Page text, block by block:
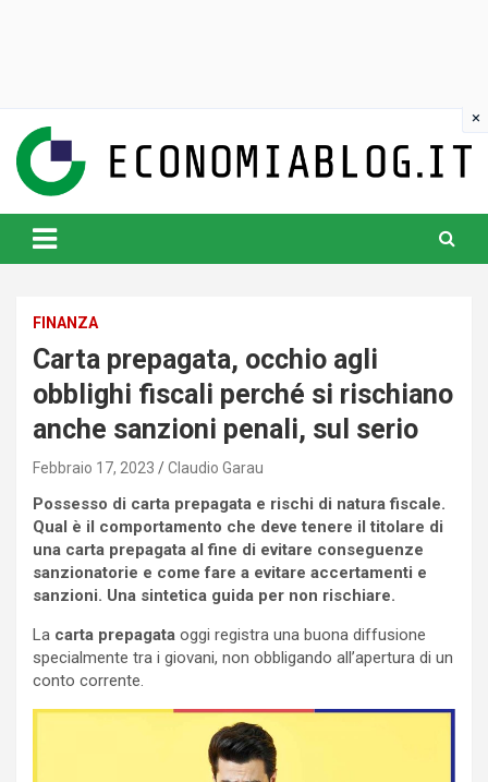
content
www.economiablog.it
FINANZA
Carta prepagata, occhio agli
obblighi fiscali perché si rischiano
anche sanzioni penali, sul serio
Febbraio 17, 2023 Claudio Garau
Possesso di carta prepagata e rischi di natura fiscale.
Qual è il comportamento che deve tenere il titolare di
una carta prepagata al fine di evitare conseguenze
sanzionatorie e come fare a evitare accertamenti e
sanzioni. Una sintetica guida per non rischiare.
La carta prepagata oggi registra una buona diffusione
specialmente tra i giovani, non obbligando all’apertura di un
conto corrente.